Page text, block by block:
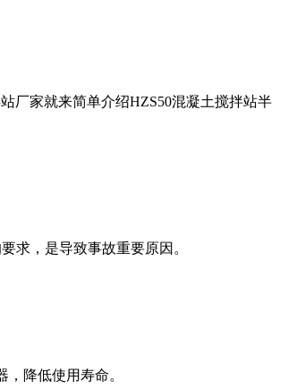
厂家就来简单介绍HZS50混凝土搅拌站半
求，是导致事故重要原因。
降低使用寿命。